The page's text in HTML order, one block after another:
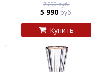
7 290 руб.
5 990 руб.
Купить